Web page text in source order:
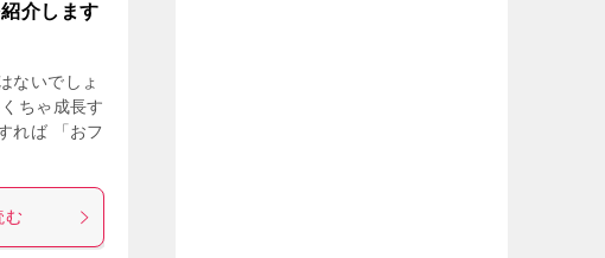
介します
ないでしょ
ちゃ成長す
れば 「おフ
む